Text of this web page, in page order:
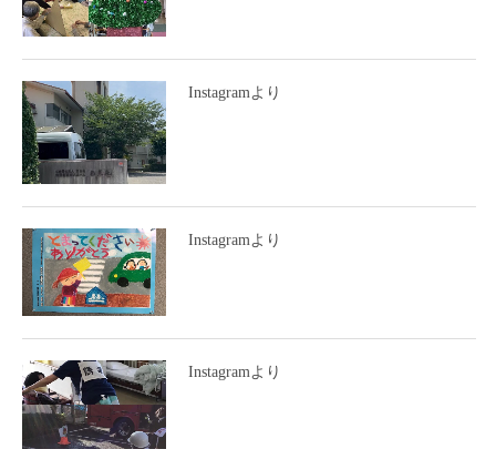
Instagramより
Instagramより
Instagramより